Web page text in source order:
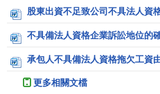
股東出資不足致公司不具法人資
不具備法人資格企業訴訟地位的
承包人不具備法人資格拖欠工資
更多相關文檔